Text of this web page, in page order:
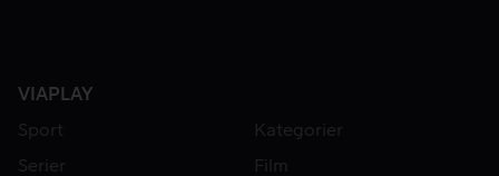
VIAPLAY
Sport
Kategorier
Serier
Film